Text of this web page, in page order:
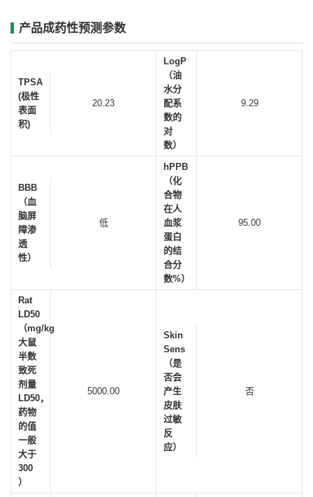
产品成药性预测参数
TPSA
(极性
表面
积)
20.23
LogP
（油
水分
配系
数的
对
数）
9.29
BBB
（血
脑屏
障渗
透
性）
低
hPPB
（化
合物
在人
血浆
蛋白
的结
合分
数%）
95.00
Rat
LD50
（mg/kg
大鼠
半数
致死
剂量
LD50，
药物
的值
一般
大于
300
）
5000.00
Skin
Sens
（是
否会
产生
皮肤
过敏
反
应）
否